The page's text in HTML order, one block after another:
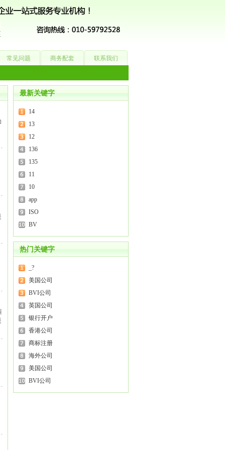
常见问题 商务配套 联系我们
最新关键字
14
13
12
136
135
11
10
app
ISO
BV
热门关键字
_?
美国公司
BVI公司
英国公司
银行开户
香港公司
商标注册
海外公司
美国公司
BVI公司